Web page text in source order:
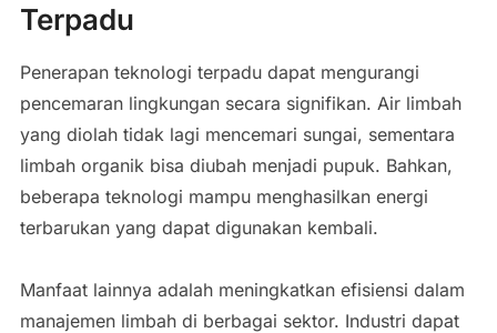
Terpadu
Penerapan teknologi terpadu dapat mengurangi
pencemaran lingkungan secara signifikan. Air limbah
yang diolah tidak lagi mencemari sungai, sementara
limbah organik bisa diubah menjadi pupuk. Bahkan,
beberapa teknologi mampu menghasilkan energi
terbarukan yang dapat digunakan kembali.
Manfaat lainnya adalah meningkatkan efisiensi dalam
manajemen limbah di berbagai sektor. Industri dapat